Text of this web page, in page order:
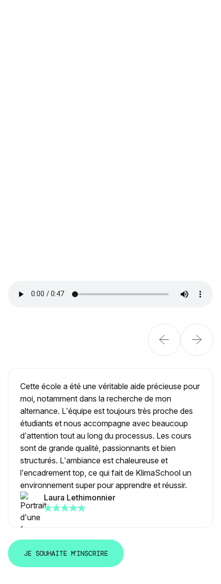
Cette école a été une véritable aide précieuse pour
moi, notamment dans la recherche de mon
alternance. L’équipe est toujours très proche des
étudiants et nous accompagne avec beaucoup
d’attention tout au long du processus. Les cours
sont de grande qualité, passionnants et bien
structurés. L’ambiance est chaleureuse et
l’encadrement top, ce qui fait de KlimaSchool un
environnement super pour apprendre et réussir.
Laura Lethimonnier
J
J
E
E
S
S
O
O
U
U
H
H
A
A
I
I
T
T
E
E
M
M
’
’
I
I
N
N
S
S
C
C
R
R
I
I
R
R
E
E